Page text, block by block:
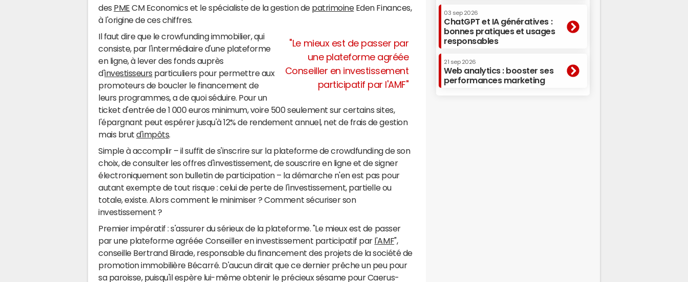
des PME CM Economics et le spécialiste de la gestion de patrimoineEden Finances,
à l'origine de ces chiffres.
"Le mieux est de passer par
une plateforme agréée
Conseiller en investissement
participatif par l'AMF"
Il faut dire que le crowfunding immobilier, qui
consiste, par l'intermédiaire d'une plateforme
en ligne, à lever des fonds auprès
d'investisseurs particuliers pour permettre aux
promoteurs de boucler le financement de
leurs programmes, a de quoi séduire. Pour un
ticket d'entrée de 1 000 euros minimum, voire 500 seulement sur certains sites,
l'épargnant peut espérer jusqu'à 12% de rendement annuel, net de frais de gestion
mais brutd'impôts
Simple à accomplir – il suffit de s'inscrire sur la plateforme de crowdfunding de son
choix, de consulter les offres d'investissement, de souscrire en ligne et de signer
électroniquement son bulletin de participation – la démarche n'en est pas pour
autant exempte de tout risque : celui de perte de l'investissement, partielle ou
totale, existe. Alors comment le minimiser ? Comment sécuriser son
investissement ?
Premier impératif : s'assurer du sérieux de la plateforme. "Le mieux est de passer
par une plateforme agréée Conseiller en investissement participatif par l'AMF",
conseille Bertrand Birade, responsable du financement des projets de la société de
promotion immobilière Bécarré. D'aucun dirait que ce dernier prêche un peu pour
sa paroisse, puisqu'il espère lui-même obtenir le précieux sésame pour Caerus-
03 sep 2026
ChatGPT et IA génératives :
bonnes pratiques et usages
responsables
21 sep 2026
Web analytics : booster ses
performances marketing